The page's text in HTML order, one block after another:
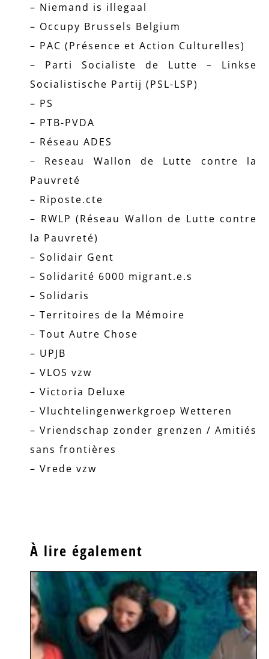
– Niemand is illegaal
– Occupy Brussels Belgium
– PAC (Présence et Action Culturelles)
– Parti Socialiste de Lutte – Linkse
Socialistische Partij (PSL-LSP)
– PS
– PTB-PVDA
– Réseau ADES
– Reseau Wallon de Lutte contre la
Pauvreté
– Riposte.cte
– RWLP (Réseau Wallon de Lutte contre
la Pauvreté)
– Solidair Gent
– Solidarité 6000 migrant.e.s
– Solidaris
– Territoires de la Mémoire
– Tout Autre Chose
– UPJB
– VLOS vzw
– Victoria Deluxe
– Vluchtelingenwerkgroep Wetteren
– Vriendschap zonder grenzen / Amitiés
sans frontières
– Vrede vzw
À lire également